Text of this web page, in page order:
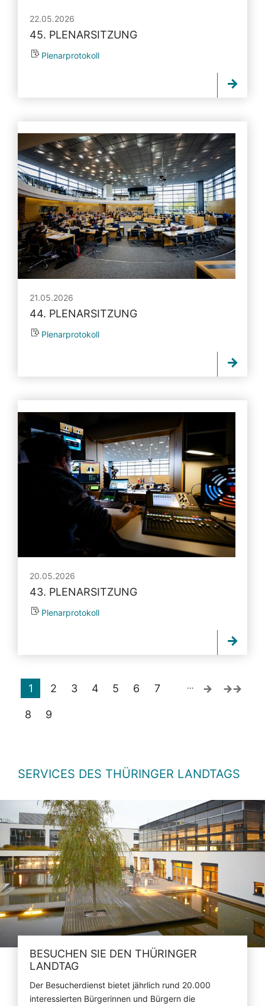
22.05.2026
45. PLENARSITZUNG
Plenarprotokoll
21.05.2026
44. PLENARSITZUNG
Plenarprotokoll
20.05.2026
43. PLENARSITZUNG
Plenarprotokoll
1 2 3 4 5 6 7
8 9
…
SERVICES DES THÜRINGER LANDTAGS
BESUCHEN SIE DEN THÜRINGER
LANDTAG
Der Besucherdienst bietet jährlich rund 20.000
interessierten Bürgerinnen und Bürgern die